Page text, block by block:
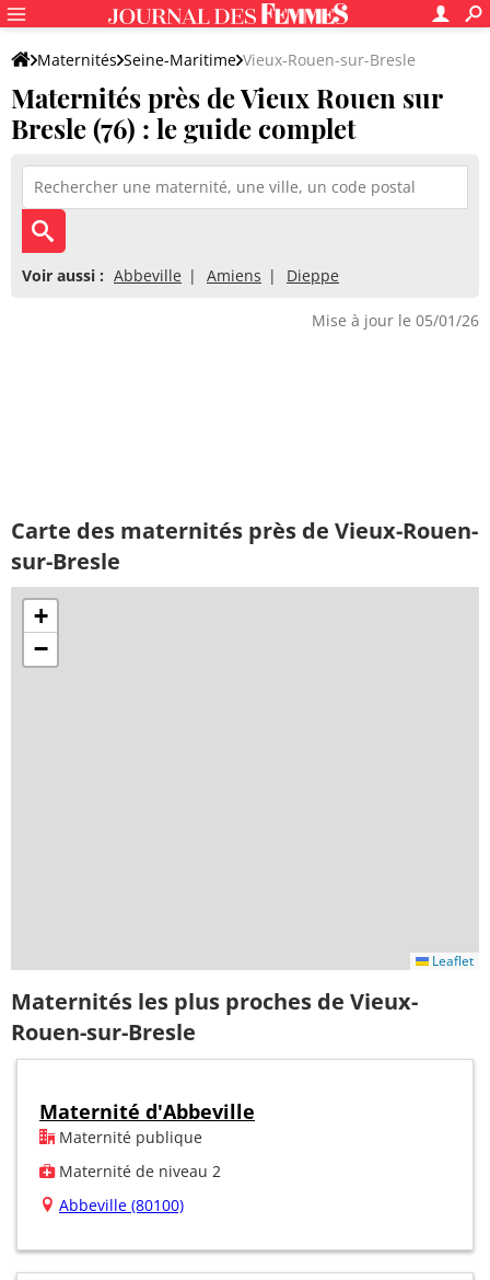
Maternités Seine-Maritime Vieux-Rouen-sur-Bresle
Maternités près de Vieux Rouen sur
Bresle (76) : le guide complet
Voir aussi : Abbeville Amiens Dieppe
Mise à jour le 05/01/26
Carte des maternités près de Vieux-Rouen-
sur-Bresle
+
−
Leaflet
Maternités les plus proches de Vieux-
Rouen-sur-Bresle
Maternité d'Abbeville
Maternité publique
Maternité de niveau 2
Abbeville (80100)